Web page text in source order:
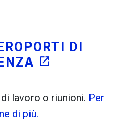
DI
open_in_new
lavoro o riunioni. Per
di più.